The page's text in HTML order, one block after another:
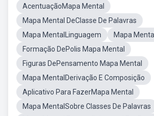
AcentuaçãoMapa Mental
Mapa Mental DeClasse De Palavras
Mapa MentalLinguagem
Mapa
Formação DePolis Mapa Mental
Figuras DePensamento Mapa Mental
Mapa MentalDerivação E Composição
Aplicativo Para FazerMapa Mental
Mapa MentalSobre Classes De Palavras